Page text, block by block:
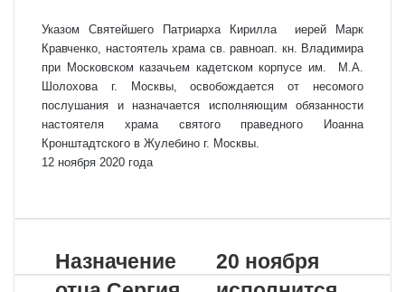
Указом Святейшего Патриарха Кирилла иерей Марк
Кравченко, настоятель храма св. равноап. кн. Владимира
при Московском казачьем кадетском корпусе им. М.А.
Шолохова г. Москвы, освобождается от несомого
послушания и назначается исполняющим обязанности
настоятеля храма святого праведного Иоанна
Кронштадтского в Жулебино г. Москвы.
12 ноября 2020 года
почте
Назначение
20 ноября